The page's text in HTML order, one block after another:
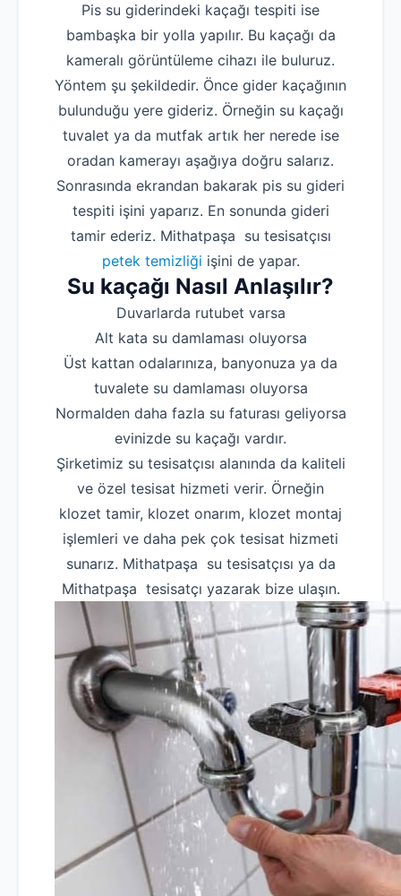
Pis su giderindeki kaçağı tespiti ise
bambaşka bir yolla yapılır. Bu kaçağı da
kameralı görüntüleme cihazı ile buluruz.
Yöntem şu şekildedir. Önce gider kaçağının
bulunduğu yere gideriz. Örneğin su kaçağı
tuvalet ya da mutfak artık her nerede ise
oradan kamerayı aşağıya doğru salarız.
Sonrasında ekrandan bakarak pis su gideri
tespiti işini yaparız. En sonunda gideri
tamir ederiz. Mithatpaşa su tesisatçısı
petek temizliği işini de yapar.
Su kaçağı Nasıl Anlaşılır?
Duvarlarda rutubet varsa
Alt kata su damlaması oluyorsa
Üst kattan odalarınıza, banyonuza ya da
tuvalete su damlaması oluyorsa
Normalden daha fazla su faturası geliyorsa
evinizde su kaçağı vardır.
Şirketimiz su tesisatçısı alanında da kaliteli
ve özel tesisat hizmeti verir. Örneğin
klozet tamir, klozet onarım, klozet montaj
işlemleri ve daha pek çok tesisat hizmeti
sunarız. Mithatpaşa su tesisatçısı ya da
Mithatpaşa tesisatçı yazarak bize ulaşın.